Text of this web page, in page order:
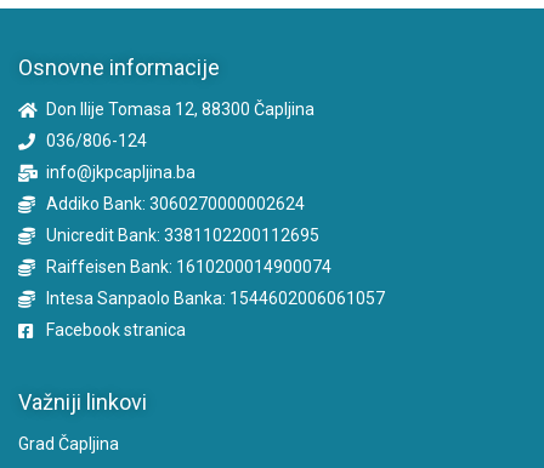
Osnovne informacije
Don Ilije Tomasa 12, 88300 Čapljina
036/806-124
info@jkpcapljina.ba
Addiko Bank: 3060270000002624
Unicredit Bank: 3381102200112695
Raiffeisen Bank: 1610200014900074
Intesa Sanpaolo Banka: 1544602006061057
Facebook stranica
Važniji linkovi
Grad Čapljina